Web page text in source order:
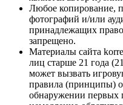
Любое копирование,
фотографий и/или
принадлежащих
запрещено.
Материалы сайта
лиц старше 21 года
может вызвать
правила (принципы)
обнаружении первых